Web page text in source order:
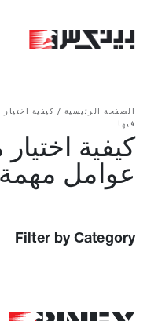
الصفحة الرئيسية /
فيها
عوامل
Filter by Category